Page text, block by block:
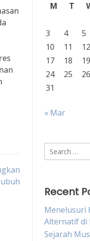
M
T
3
4 5
10
11 12
17
18 19
24
25 26
31
« Mar
Search
for:
Recent
Menelusuri
Alternatif di
Sejarah